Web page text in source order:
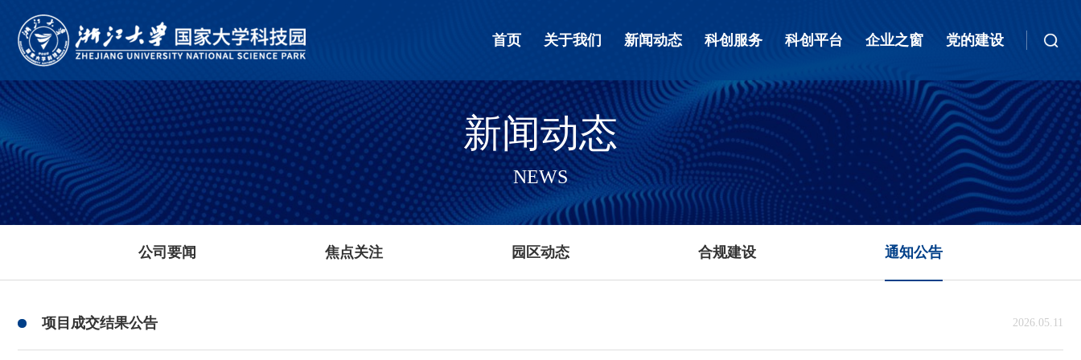
首页 关于我们 新闻动态 科创服务 科创平台 企业之窗 党的建设
新闻动态
NEWS
公司要闻 焦点关注 园区动态 合规建设 通知公告
项目成交结果公告 2026.05.11